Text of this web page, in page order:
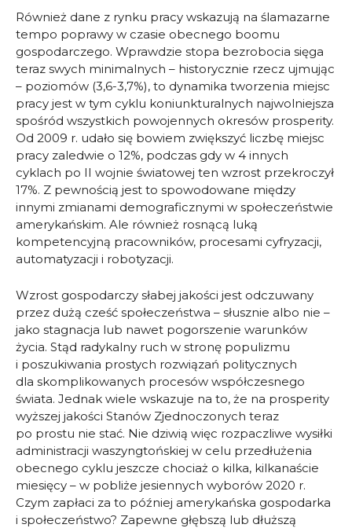
Również dane z rynku pracy wskazują na ślamazarne
tempo poprawy w czasie obecnego boomu
gospodarczego. Wprawdzie stopa bezrobocia sięga
teraz swych minimalnych – historycznie rzecz ujmując
– poziomów (3,6-3,7%), to dynamika tworzenia miejsc
pracy jest w tym cyklu koniunkturalnych najwolniejsza
spośród wszystkich powojennych okresów prosperity.
Od 2009 r. udało się bowiem zwiększyć liczbę miejsc
pracy zaledwie o 12%, podczas gdy w 4 innych
cyklach po II wojnie światowej ten wzrost przekroczył
17%. Z pewnością jest to spowodowane między
innymi zmianami demograficznymi w społeczeństwie
amerykańskim. Ale również rosnącą luką
kompetencyjną pracowników, procesami cyfryzacji,
automatyzacji i robotyzacji.
Wzrost gospodarczy słabej jakości jest odczuwany
przez dużą cześć społeczeństwa – słusznie albo nie –
jako stagnacja lub nawet pogorszenie warunków
życia. Stąd radykalny ruch w stronę populizmu
i poszukiwania prostych rozwiązań politycznych
dla skomplikowanych procesów współczesnego
świata. Jednak wiele wskazuje na to, że na prosperity
wyższej jakości Stanów Zjednoczonych teraz
po prostu nie stać. Nie dziwią więc rozpaczliwe wysiłki
administracji waszyngtońskiej w celu przedłużenia
obecnego cyklu jeszcze chociaż o kilka, kilkanaście
miesięcy – w pobliże jesiennych wyborów 2020 r.
Czym zapłaci za to później amerykańska gospodarka
i społeczeństwo? Zapewne głębszą lub dłuższą